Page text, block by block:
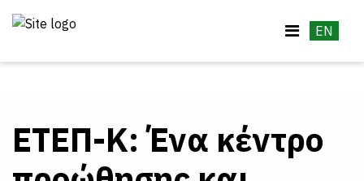
EN
ΕΤΕΠ-Κ: Ένα κέντρο